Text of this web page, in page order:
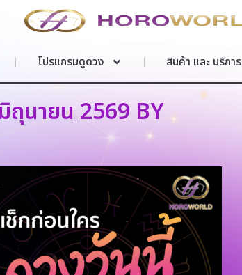
โปรแกรมดูดวง สินค้า และ บริการ
ถุนายน 2569 BY